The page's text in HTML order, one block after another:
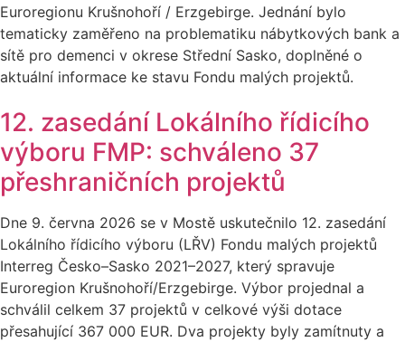
Euroregionu Krušnohoří / Erzgebirge. Jednání bylo
tematicky zaměřeno na problematiku nábytkových bank a
sítě pro demenci v okrese Střední Sasko, doplněné o
aktuální informace ke stavu Fondu malých projektů.
12. zasedání Lokálního řídicího
výboru FMP: schváleno 37
přeshraničních projektů
Dne 9. června 2026 se v Mostě uskutečnilo 12. zasedání
Lokálního řídicího výboru (LŘV) Fondu malých projektů
Interreg Česko–Sasko 2021–2027, který spravuje
Euroregion Krušnohoří/Erzgebirge. Výbor projednal a
schválil celkem 37 projektů v celkové výši dotace
přesahující 367 000 EUR. Dva projekty byly zamítnuty a